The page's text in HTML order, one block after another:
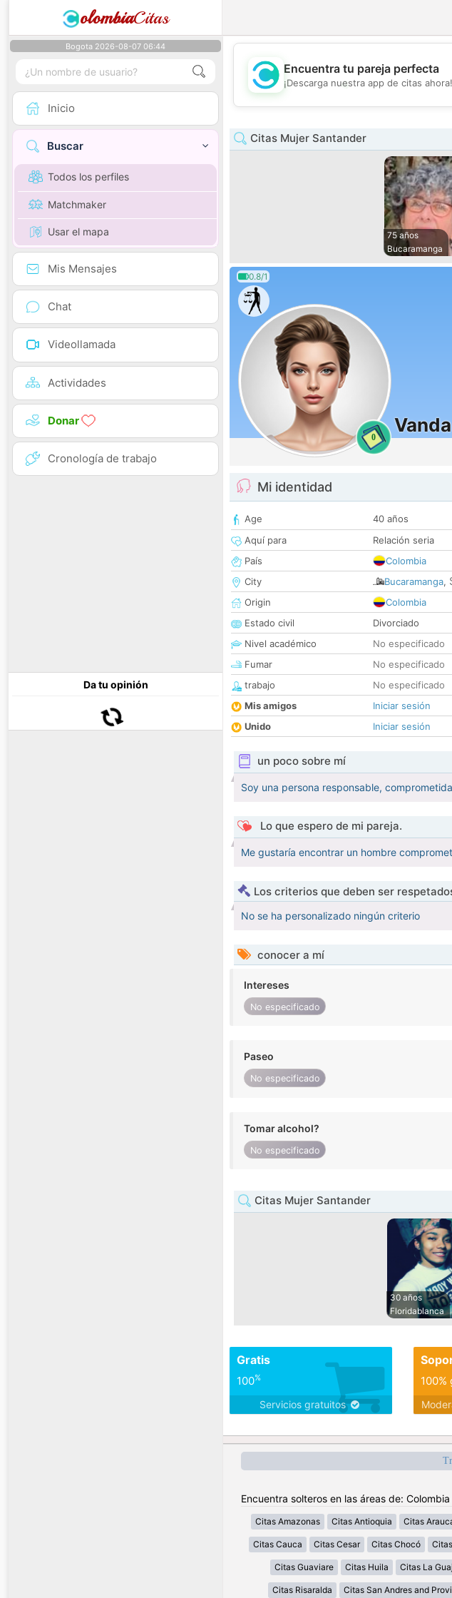
olombiaCitas
Bogota 2026-08-07 06:44
Inicio
Buscar
Todos los perfiles
Matchmaker
Usar el mapa
Mis Mensajes
Chat
Videollamada
Actividades
Donar
Cronología de trabajo
Da tu opinión
💖
Encuentra tu pareja perfecta
¡Descarga nuestra app de citas ahora!
Citas Mujer Santander
75 años
Bucaramanga
0.8/1
0
Vanda
Mi identidad
Age
40 años
Aquí para
Relación seria
País
Colombia
City
Bucaramanga,
Origin
Colombia
Estado civil
Divorciado
Nivel académico
No especificado
Fumar
No especificado
trabajo
No especificado
Mis amigos
Iniciar sesión
Unido
Iniciar sesión
un poco sobre mí
Soy una persona responsable,
Lo que espero de mi pareja.
Me gustaría encontrar un hombre
Los criterios que deben ser
No se ha personalizado ningún criterio
conocer a mí
Intereses
No especificado
Paseo
No especificado
Tomar alcohol?
No especificado
Citas Mujer Santander
30 años
Floridablanca
Gratis
100%
Servicios gratuitos
100%
Encuentra solteros en las áreas de: Colombia
Citas Amazonas Citas Antioquia Citas
Citas Cauca Citas Cesar Citas Chocó
Citas Guaviare Citas Huila Citas La
Citas Risaralda Citas San Andres and